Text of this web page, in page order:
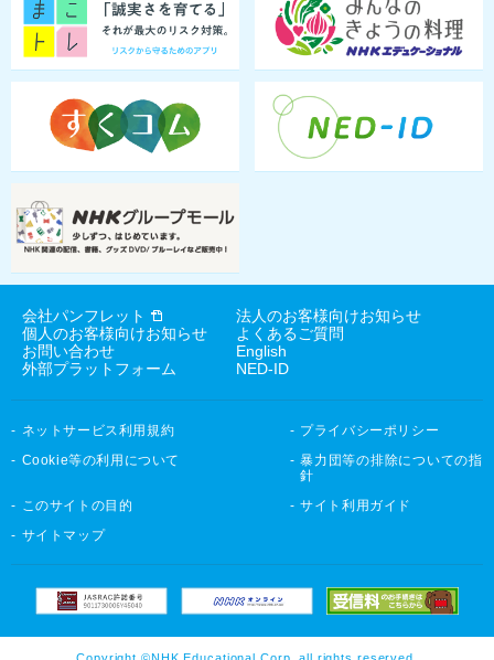
会社パンフレット
法人のお客様向けお知らせ
個人のお客様向けお知らせ
よくあるご質問
お問い合わせ
English
外部プラットフォーム
NED-ID
ネットサービス利用規約
プライバシーポリシー
Cookie等の利用について
暴力団等の排除についての指
針
このサイトの目的
サイト利用ガイド
サイトマップ